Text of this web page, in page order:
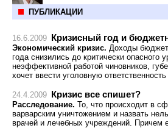
ПУБЛИКАЦИИ
16.6.2009 Кризисный год и
Экономический кризис. Доходы
года снизились до критически опасного
неэффективной работой чиновников,
хочет ввести уголовную
24.4.2009 Кризис все спишет?
Расследование. То, что происходит в
варварским уничтожением и назвать
врачей и лечебных учреждений. Причем